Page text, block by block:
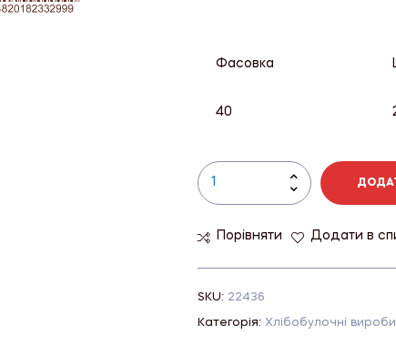
Фасовка
40
Порівняти Додати в
SKU: 22436
Категорія: Хлібобулочні вироби